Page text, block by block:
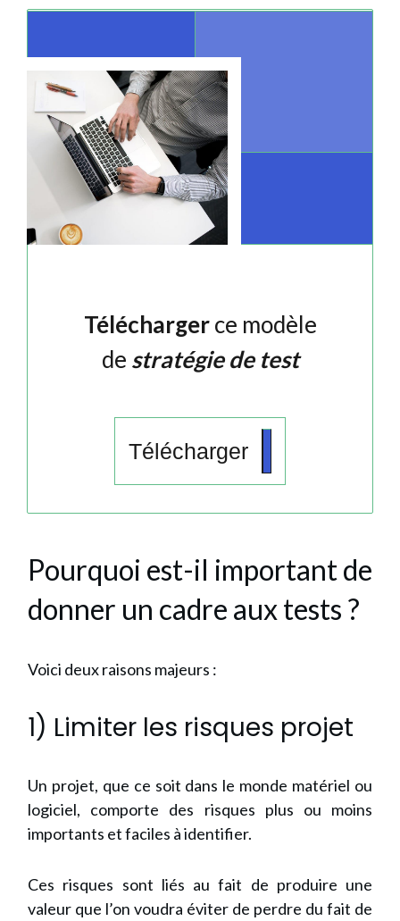
Téléchargerce modèle
de stratégie de test
Télécharger
Pourquoi est-il important de
donner un cadre aux tests ?
Voici deux raisons majeurs :
1) Limiter les risques projet
Un projet, que ce soit dans le monde matériel ou
logiciel, comporte des risques plus ou moins
importants et faciles à identifier.
Ces risques sont liés au fait de produire une
valeur que l’on voudra éviter de perdre du fait de